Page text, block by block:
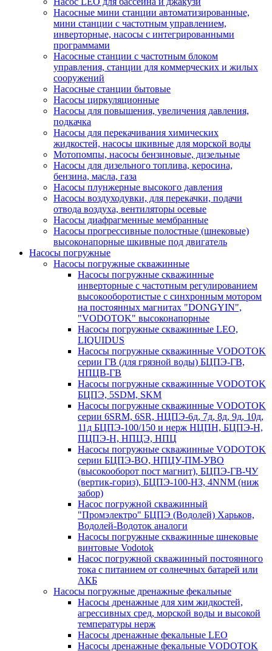
Насосные мини станции автоматизированные,
мини станции с частотным управлением,
инверторные, насосы с интегрированными
программами
Насосные станции с частотным блоком
управления, станции для коммерческих и жилых
сооружений
Насосные станции бытовые
Насосы циркуляционные
Насосы для повышения, увеличения давления,
подкачка
Насосы для перекачивания химических
жидкостей, насосы шкивные для морской воды
Мотопомпы, насосы бензиновые, дизельные
Насосы для дизельного топлива, керосина,
бензина, масла, газа
Насосы плунжерные высокого давления
Насосы воздуходувки, для перекачки, подачи
отвода воздуха, вентиляторы осевые
Насосы диафрагменные мембранные
Насосы прогрессивные полостные (шнековые)
высоконапорные шкивные под двигатель
Насосы погружные
Насосы погружные скважинные
Насосы погружные скважинные
инверторные с частотным регулированием
высокооборотистые с синхронным мотором
на постоянных магнитах "DONGYIN",
"VODOTOK" высоконапорные
Насосы погружные скважинные LEO,
LIQUIDUS
Насосы погружные скважинные VODOTOK
серии ГВ (для грязной воды) БЦПЭ-ГВ,
НПЦВ-ГВ
Насосы погружные скважинные VODOTOK
БЦПЭ, 5SDM, SKM
Насосы погружные скважинные VODOTOK
серии 6SRM, 6SR, НЦПЭ-6д, 7д, 8д, 9д, 10д,
11д БЦПЭ-100/150 и нерж НЦПН, БЦПЭ-Н,
ПЦПЭ-Н, НПЦЭ, НПЦ
Насосы погружные скважинные VODOTOK
серии БЦПЭ-ВО, НПЦУ-ПМ-УВО
(высокооборот пост магнит), БЦПЭ-ГВ-ЧУ
(вертик-гориз), БЦПЭ-100-НЗ, 4NNM (ниж
забор)
Насос погружной скважинный
"Промэлектро" БЦПЭ (Водолей) Харьков,
Водолей-Водоток аналоги
Насосы погружные скважинные шнековые
винтовые Vodotok
Насос погружной скважинный постоянного
тока с питанием от солнечных батарей или
АКБ
Насосы погружные дренажные фекальные
Насосы дренажные для хим жидкостей,
агрессивных сред, морской воды и высокой
температуры нерж
Насосы дренажные фекальные LEO
Насосы дренажные фекальные VODOTOK